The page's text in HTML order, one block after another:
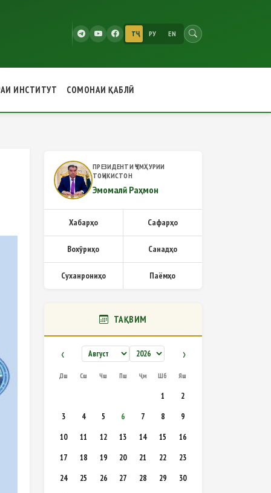
ТҶ РУ EN
ИНСТИТУТ СОМОНАИ ҚАБЛӢ
ҷумҳуриявӣ
ПРЕЗИДЕНТИ ҶУМҲУРИИ
ТОҶИКИСТОН
Эмомалӣ Раҳмон
Хабарҳо Сафарҳо
Вохӯриҳо Санадҳо
Суханрониҳо Паёмҳо
ТАҚВИМ
‹ ›
Дш Сш Чш Пш Ҷм Шб Яш
1
2
3
4 5 6 7 8
9
10
11 12 13 14 15
16
17
18 19 20 21 22
23
24
25 26 27 28 29
30